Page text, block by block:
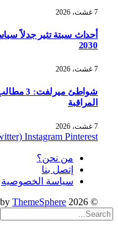
7 غشت، 2026
أحداث سبتة تثير جدلاً
2030
7 غشت، 2026
شواطئ
المراقبة
7 غشت، 2026
Instagram Pinterest
من نحن؟
إتصل بنا
سياسة الخصوصية
© 2026 ThemeSphere. Designed by
ThemeSphere